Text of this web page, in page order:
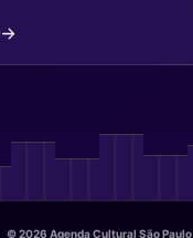
© 2026 Agenda Cultural São Paulo